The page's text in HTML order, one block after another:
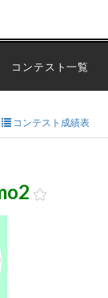
コンテスト一覧
コンテスト成績表